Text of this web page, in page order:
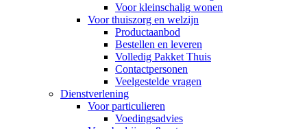
Voor kleinschalig wonen
Voor thuiszorg en welzijn
Productaanbod
Bestellen en leveren
Volledig Pakket Thuis
Contactpersonen
Veelgestelde vragen
Dienstverlening
Voor particulieren
Voedingsadvies